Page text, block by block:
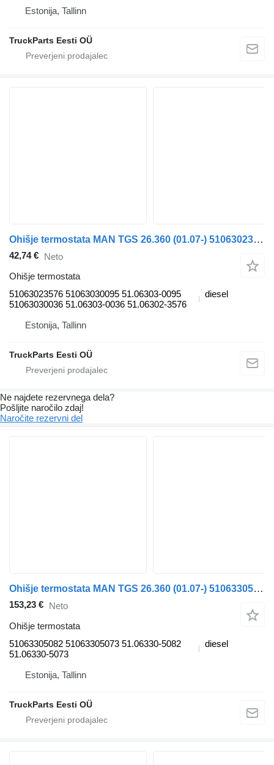
Estonija, Tallinn
TruckParts Eesti OÜ
Ohišje termostata MAN TGS 26.360 (01.07-) 51063023576 za vlačilec MAN TGL, TGM, TGS, TGX (2005-2021)
42,74 € Neto
Ohišje termostata
51063023576 51063030095 51.06303-0095
51063030036 51.06303-0036 51.06302-3576
diesel
Estonija, Tallinn
TruckParts Eesti OÜ
Ne najdete rezervnega dela?
Pošljite naročilo zdaj!
Naročite rezervni del
Ohišje termostata MAN TGS 26.360 (01.07-) 51063305082 za vlačilec MAN TGL, TGM, TGS, TGX (2005-2021)
153,23 € Neto
Ohišje termostata
51063305082 51063305073 51.06330-5082
51.06330-5073
diesel
Estonija, Tallinn
TruckParts Eesti OÜ